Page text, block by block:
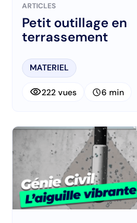
ARTICLES
Petit outillage en
terrassement
MATERIEL
visibility222 vues schedule6 min